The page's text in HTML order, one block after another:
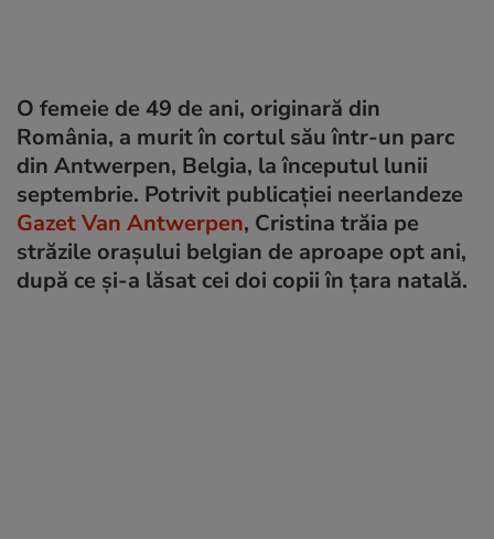
O femeie de 49 de ani, originară din
România, a murit în cortul său într-un parc
din Antwerpen, Belgia, la începutul lunii
septembrie. Potrivit publicației neerlandeze
Gazet Van Antwerpen, Cristina trăia pe
străzile orașului belgian de aproape opt ani,
după ce și-a lăsat cei doi copii în țara natală.